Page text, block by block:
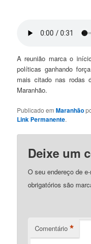
A reunião marca o
políticas ganhando
mais citado nas rodas
Maranhão.
Publicado emMaranhão
Link Permanente.
Deixe um
O seu endereço de
obrigatórios são
Comentário *